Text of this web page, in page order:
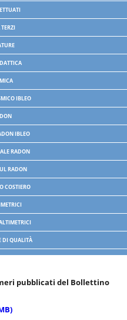
IBLEO
IBLEO
RADON
RADON
COSTIERO
DI QUALITÀ
pubblicati del Bollettino